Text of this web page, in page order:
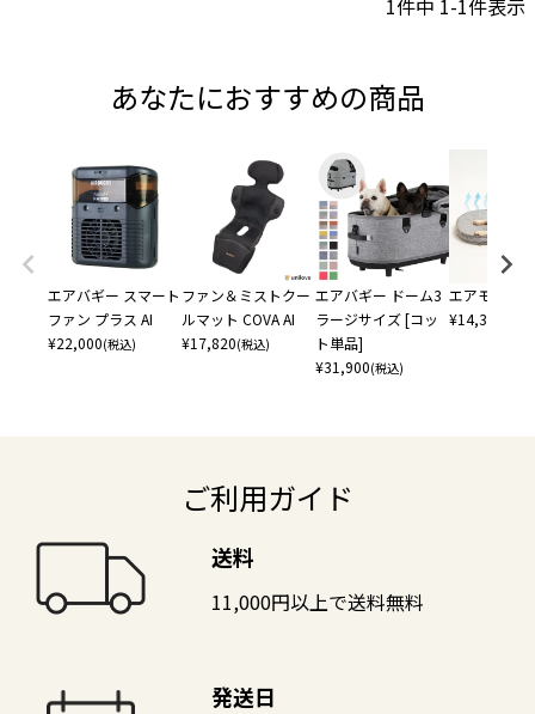
1件中 1-1件表示
あなたにおすすめの商品
エアバギー スマート
ファン プラス AI
¥22,000(税込)
ファン＆ミストクー
ルマット COVA AI
¥17,820(税込)
エアバギー ドーム3
ラージサイズ [コッ
ト単品]
¥31,900(税込)
エアモン ペ
¥14,300
ご利用ガイド
送料
11,000円以上で送料無料
発送日